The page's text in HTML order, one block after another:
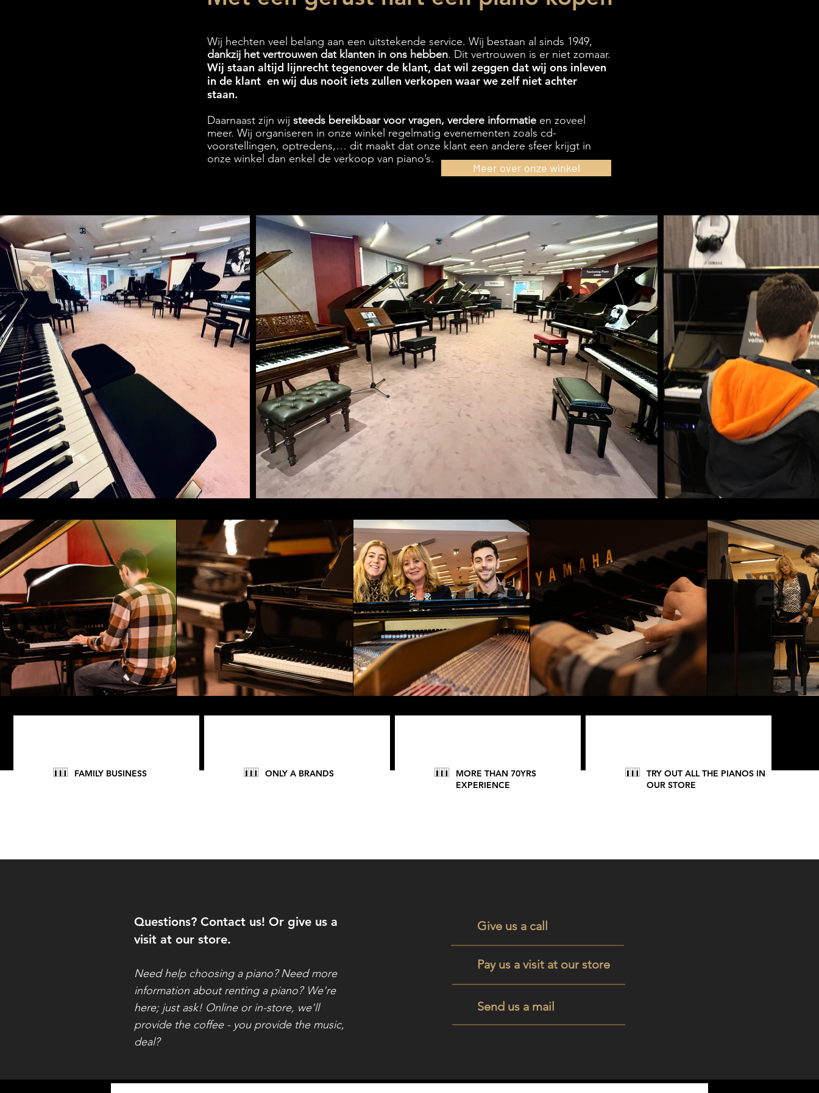
Wij hechten veel belang aan een uitstekende service. Wij bestaan al sinds 1949,
dankzij het vertrouwen dat klanten in ons hebben. Dit vertrouwen is er niet zomaar.
Wij staan altijd lijnrecht tegenover de klant, dat wil zeggen dat wij ons inleven
in de klant en wij dus nooit iets zullen verkopen waar we zelf niet achter
staan.
Daarnaast zijn wij steeds bereikbaar voor vragen, verdere informatie en zoveel
meer. Wij organiseren in onze winkel regelmatig evenementen zoals cd-
voorstellingen, optredens,… dit maakt dat onze klant een andere sfeer krijgt in
onze winkel dan enkel de verkoop van piano’s.
Meer over onze winkel
Questions? Contact us! Or give us a
visit at our store.
Need help choosing a piano? Need more
information about renting a piano? We're
here; just ask! Online or in-store, we'll
provide the coffee - you provide the music,
deal?
Give us a call
Pay us a visit at our store
Send us a mail
FAMILY BUSINESS ONLY A BRANDS
MORE THAN 70YRS
EXPERIENCE
TRY OUT ALL THE PIANOS IN
OUR STORE